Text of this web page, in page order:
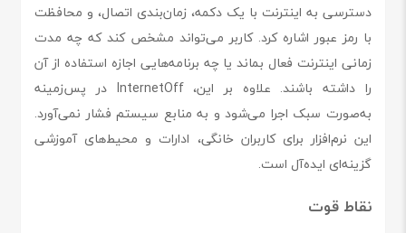
دسترسی به اینترنت با یک دکمه، زمان‌بندی اتصال، و محافظت
با رمز عبور اشاره کرد. کاربر می‌تواند مشخص کند که چه مدت
زمانی اینترنت فعال بماند یا چه برنامه‌هایی اجازه استفاده از آن
را داشته باشند. علاوه بر این، InternetOff در پس‌زمینه
به‌صورت سبک اجرا می‌شود و به منابع سیستم فشار نمی‌آورد.
این نرم‌افزار برای کاربران خانگی، ادارات و محیط‌های آموزشی
گزینه‌ای ایده‌آل است.
نقاط قوت